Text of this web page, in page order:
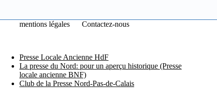
mentions légales Contactez-nous
Presse Locale Ancienne HdF
La presse du Nord: pour un aperçu historique (Presse
locale ancienne BNF)
Club de la Presse Nord-Pas-de-Calais